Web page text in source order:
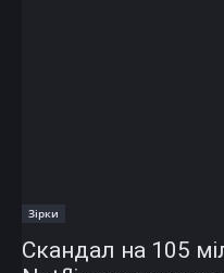
Зірки
Скандал на 105